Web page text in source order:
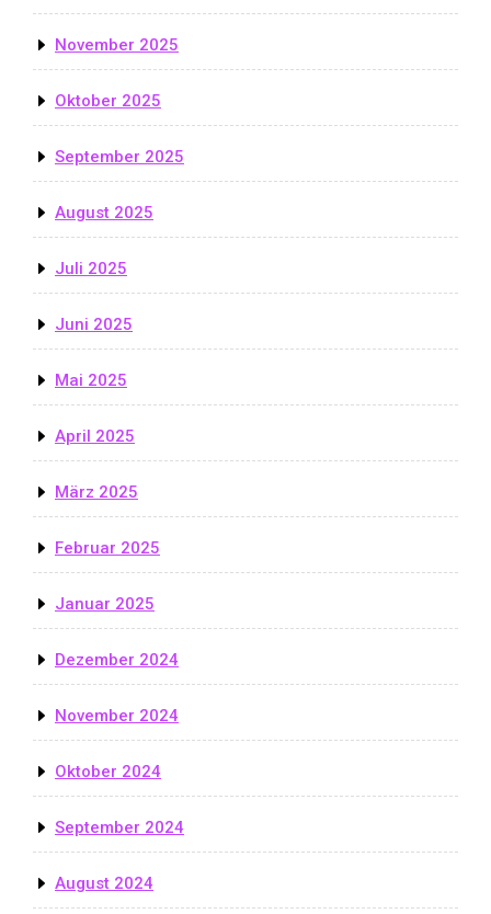
November 2025
Oktober 2025
September 2025
August 2025
Juli 2025
Juni 2025
Mai 2025
April 2025
März 2025
Februar 2025
Januar 2025
Dezember 2024
November 2024
Oktober 2024
September 2024
August 2024